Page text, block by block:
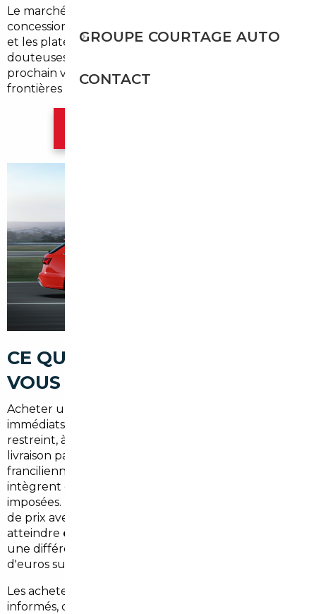
Le marché local propose peu de choix, les
concessions généralistes pratiquent des tarifs élevés,
et les plateformes en ligne regorgent d'annonces
douteuses. Et si la meilleure opportunité pour votre
prochain véhicule se trouvait en dehors des
frontières françaises ?
CE QUE LE MARCHÉ LOCAL NE
VOUS DIT PAS
Acheter une voiture à Dourdan ou dans les environs
immédiats, c'est souvent se limiter à un stock
restreint, à des remises symboliques et à des délais de
livraison parfois longs. Les grandes enseignes
franciliennes sont accessibles, certes, mais leurs prix
intègrent des marges confortables et des options
imposées. Pour un véhicule neuf ou récent, l'écart
de prix avec certains marchés européens peut
atteindre entre 8 et 15 %
une différence qui représente plusieurs milliers
d'euros sur une voiture à 35 000 €.
Les acheteurs de Dourdan sont souvent bien
informés, connectés, et n'hésitent pas à comparer.
GROUPE COURTAGE AUTO
CONTACT